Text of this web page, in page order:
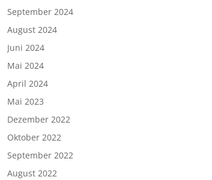
September 2024
August 2024
Juni 2024
Mai 2024
April 2024
Mai 2023
Dezember 2022
Oktober 2022
September 2022
August 2022